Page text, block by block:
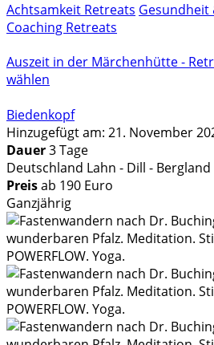
Achtsamkeit Retreats Gesundheit
Coaching Retreats
Auszeit in der Märchenhütte -
wählen
Biedenkopf
Hinzugefügt am: 21. November
Dauer3 Tage
Deutschland Lahn - Dill - Bergland
Preisab 190 Euro
Ganzjährig